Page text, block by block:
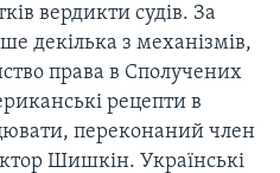
вердикти судів. За
декілька з механізмів,
права в Сполучених
рецепти в
переконаний член
Шишкін. Українські